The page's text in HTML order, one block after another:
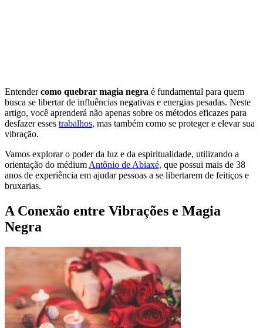
Entendercomo quebrar magia negra é fundamental para quem
busca se libertar de influências negativas e energias pesadas. Neste
artigo, você aprenderá não apenas sobre os métodos eficazes para
desfazer esses trabalhos, mas também como se proteger e elevar sua
vibração.
Vamos explorar o poder da luz e da espiritualidade, utilizando a
orientação do médium Antônio de Abiaxé, que possui mais de 38
anos de experiência em ajudar pessoas a se libertarem de feitiços e
bruxarias.
A Conexão entre Vibrações e Magia
Negra